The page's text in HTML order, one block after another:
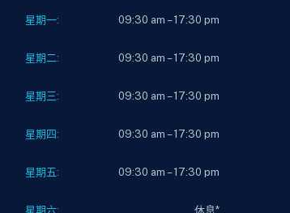
星期一: 09:30 am – 17:30 pm
星期二: 09:30 am – 17:30 pm
星期三: 09:30 am – 17:30 pm
星期四: 09:30 am – 17:30 pm
星期五: 09:30 am – 17:30 pm
星期六: 休息*